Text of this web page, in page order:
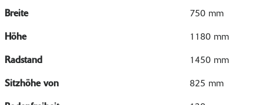
Breite 750 mm
Höhe 1180 mm
Radstand 1450 mm
Sitzhöhe von 825 mm